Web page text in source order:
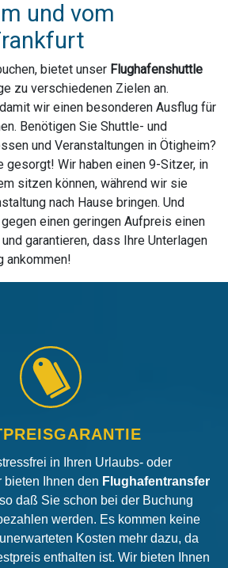
und vom
bietet unser Flughafenshuttle
zu verschiedenen Zielen an.
wir einen besonderen Ausflug für
Benötigen Sie Shuttle- und
und Veranstaltungen in Ötigheim?
gesorgt! Wir haben einen 9-Sitzer, in
sitzen können, während wir sie
nach Hause bringen. Und
einen geringen Aufpreis einen
garantieren, dass Ihre Unterlagen
ankommen!
in Ihren Urlaubs- oder
bieten Ihnen den Flughafentransfer
daß Sie schon bei der Buchung
werden. Es kommen keine
Kosten mehr dazu, da
enthalten ist. Wir bieten Ihnen